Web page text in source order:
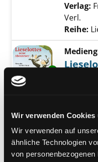
Wir verwenden Cookies
Wir verwenden auf
ähnliche Technologien
von
Verlag:
Verl.
Reihe:
Exemplar-
Jahr:
Verlag:
Reihe: